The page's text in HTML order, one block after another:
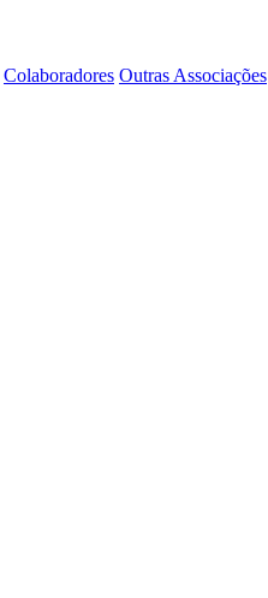
Colaboradores Outras Associações